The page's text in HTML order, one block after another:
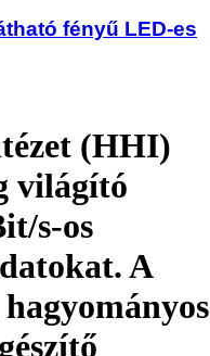
fényű LED-es
(HHI)
világító
s-os
A